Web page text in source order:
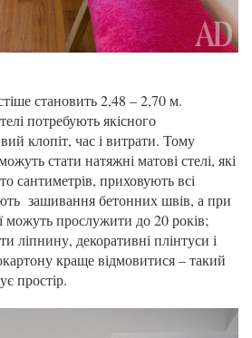
становить 2,48 – 2,70 м.
потребують якісного
клопіт, час і витрати. Тому
стати натяжні матові стелі, які
сантиметрів, приховують всі
зашивання бетонних швів, а при
можуть прослужити до 20 років;
ліпнину, декоративні плінтуси і
краще відмовитися – такий
простір.